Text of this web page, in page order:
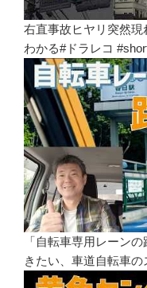
右直事故ヒヤリ突然現
わかる#ドラレコ
「自転車専用レーン
きたい、車道自転車